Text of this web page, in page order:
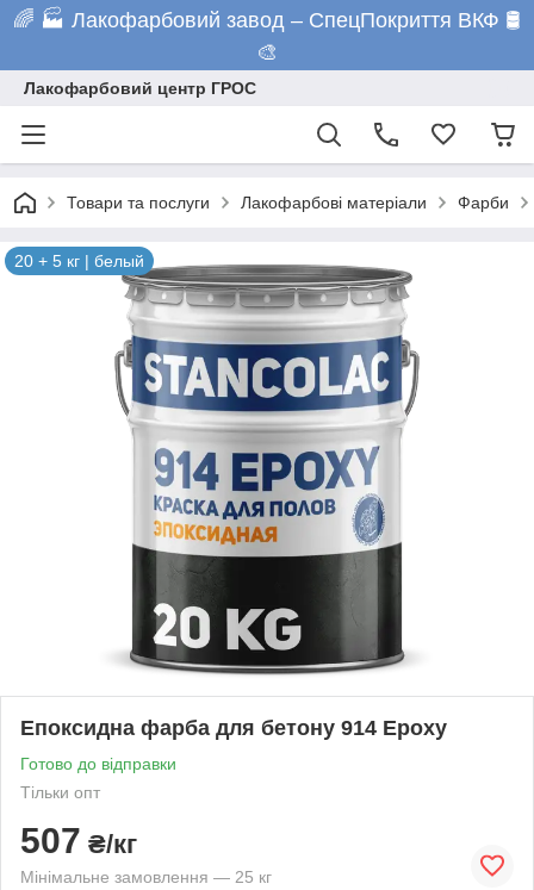
🌈 🏭 Лакофарбовий завод – СпецПокриття ВКФ 🛢️
🎨
Лакофарбовий центр ГРОС
Товари та послуги Лакофарбові матеріали Фарби
20 + 5 кг | белый
Епоксидна фарба для бетону 914 Epoxy
Готово до відправки
Тільки опт
507 ₴/кг
Мінімальне замовлення — 25 кг